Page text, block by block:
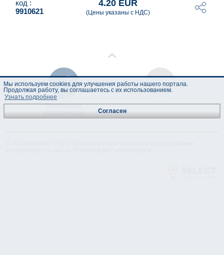
код :
9910621
4.20 EUR
(Цены указаны с НДС)
Техническая
спецификация
Лист данных
Мы используем cookies для улучшения работы нашего портала.
Продолжая работу, вы соглашаетесь с их использованием.
Узнать подробнее
Согласен